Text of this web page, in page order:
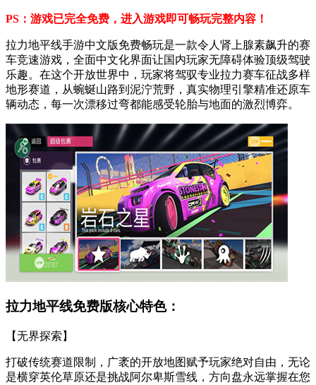
PS：游戏已完全免费，进入游戏即可畅玩完整内容！
拉力地平线手游中文版免费畅玩是一款令人肾上腺素飙升的赛
车竞速游戏，全面中文化界面让国内玩家无障碍体验顶级驾驶
乐趣。在这个开放世界中，玩家将驾驭专业拉力赛车征战多样
地形赛道，从蜿蜒山路到泥泞荒野，真实物理引擎精准还原车
辆动态，每一次漂移过弯都能感受轮胎与地面的激烈博弈。
拉力地平线免费版核心特色：
【无界探索】
打破传统赛道限制，广袤的开放地图赋予玩家绝对自由，无论
是横穿英伦草原还是挑战阿尔卑斯雪线，方向盘永远掌握在您